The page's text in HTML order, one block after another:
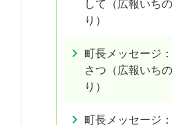
して（広報いち
り）
町長メッセージ
さつ（広報いち
り）
町長メッセージ